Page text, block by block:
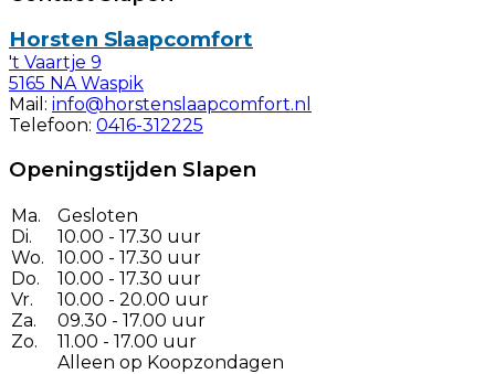
Horsten Slaapcomfort
't Vaartje 9
5165 NA Waspik
Mail: info@horstenslaapcomfort.nl
Telefoon: 0416-312225
Openingstijden Slapen
Ma.
Di.
Wo.
Do.
Vr.
Za.
Zo.
Gesloten
10.00 - 17.30 uur
10.00 - 17.30 uur
10.00 - 17.30 uur
10.00 - 20.00 uur
09.30 - 17.00 uur
11.00 - 17.00 uur
Alleen op Koopzondagen